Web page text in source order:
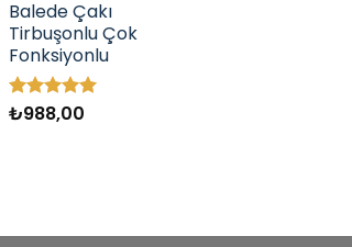
aldı
Balede Çakı
Tirbuşonlu Çok
Fonksiyonlu
5 üzerinden
₺988,00